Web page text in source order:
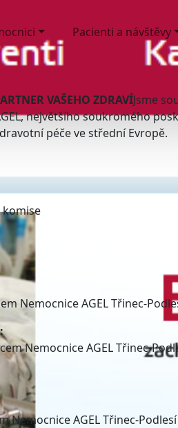
Pacienti a návštěvy
VAŠEHO ZDRAVÍJsme
největšího soukromého
péče ve střední Evropě.
komise
Nemocnice AGEL Třinec-
Nemocnice AGEL Třinec-
AGEL Třinec-Podlesí